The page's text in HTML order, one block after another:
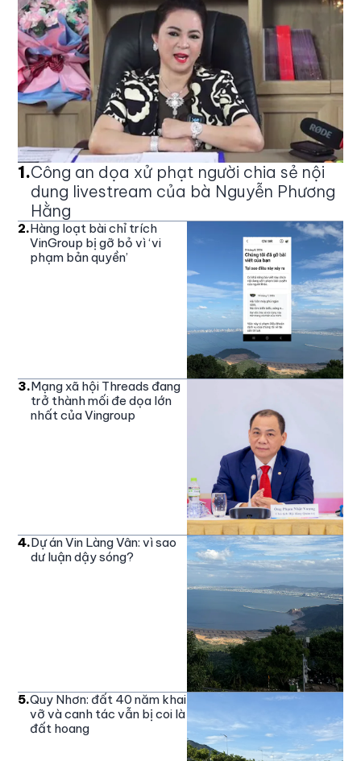
1.Công an dọa xử phạt người chia sẻ nội
dung livestream của bà Nguyễn Phương
Hằng
2.Hàng loạt bài chỉ trích
VinGroup bị gỡ bỏ vì ‘vi
phạm bản quyền’
3.Mạng xã hội Threads đang
trở thành mối đe dọa lớn
nhất của Vingroup
4.Dự án Vin Làng Vân: vì sao
dư luận dậy sóng?
5.Quy Nhơn: đất 40 năm khai
vỡ và canh tác vẫn bị coi là
đất hoang